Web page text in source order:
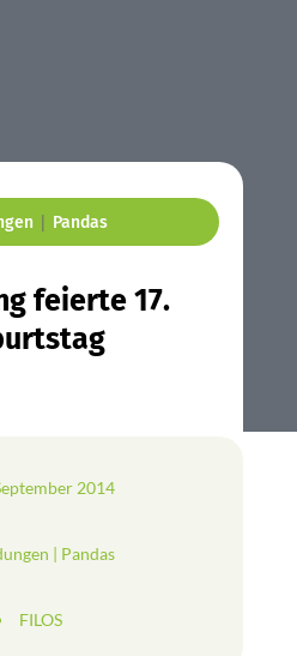
| Pandas
feierte 17.
2014
| Pandas
FILOS